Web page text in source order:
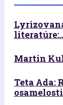
Martin
Teta Ada:
osamelosti